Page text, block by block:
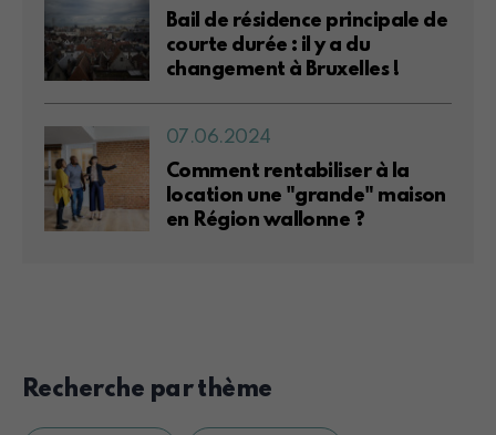
Bail de résidence principale de
courte durée : il y a du
changement à Bruxelles !
07.06.2024
Comment rentabiliser à la
location une "grande" maison
en Région wallonne ?
Recherche par thème